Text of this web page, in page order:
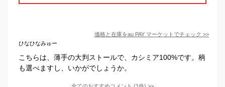
価格と在庫をau PAY マーケット でチェック >>
ひなひなみゅー
こちらは、薄手の大判ストールで、カシミア100%です。柄
も選べますし、いかがでしょうか。